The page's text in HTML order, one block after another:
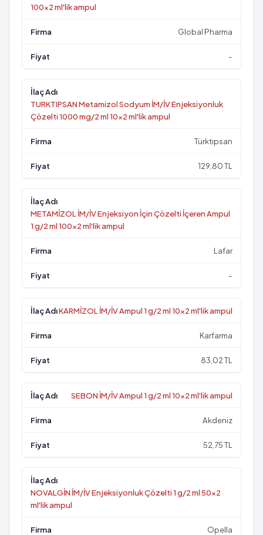
100x2 ml'lik ampul
Global Pharma
-
TURKTIPSAN Metamizol Sodyum İM/İV Enjeksiyonluk
Çözelti 1000 mg/2 ml 10x2 ml'lik ampul
Türktıpsan
129,80 TL
METAMİZOL İM/İV Enjeksiyon İçin Çözelti İçeren Ampul
1 g/2 ml 100x2 ml'lik ampul
Lafar
-
KARMİZOL İM/İV Ampul 1 g/2 ml 10x2 ml'lik ampul
Karfarma
83,02 TL
SEBON İM/İV Ampul 1 g/2 ml 10x2 ml'lik ampul
Akdeniz
52,75 TL
NOVALGİN İM/İV Enjeksiyonluk Çözelti 1 g/2 ml 50x2
ml'lik ampul
Opella